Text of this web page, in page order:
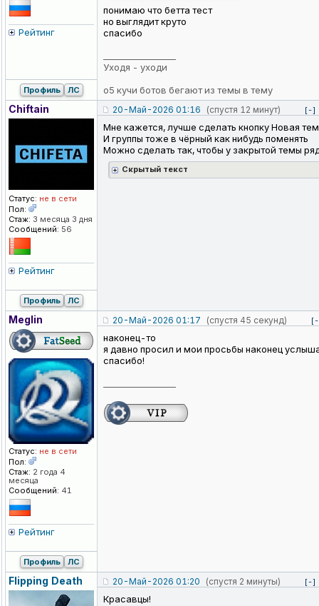
Рейтинг
понимаю что бетта тест
но выглядит круто
спасибо
Уходя - уходи
о5 кучи ботов бегают из темы в тему
Профиль ЛС
Chiftain
Статус: не в сети
Пол:
Стаж: 3 месяца 3 дня
Сообщений: 56
Рейтинг
20-Май-2026 01:16 (спустя 12 минут) [-]
Мне кажется, лучше сделать кнопку Новая
И группы тоже в чёрный как нибудь поменять
Можно сделать так, чтобы у закрытой темы
Cкрытый текст
Профиль ЛС
Meglin
Статус: не в сети
Пол:
Стаж: 2 года 4
месяца
Сообщений: 41
Рейтинг
20-Май-2026 01:17 (спустя 45 секунд)
наконец-то
я давно просил и мои просьбы наконец
спасибо!
Профиль ЛС
Flipping Death 20-Май-2026 01:20 (спустя 2 минуты) [-]
Красавцы!